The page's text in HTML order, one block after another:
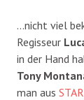
…nicht viel
Regisseur
in der Hand
Tony
man aus